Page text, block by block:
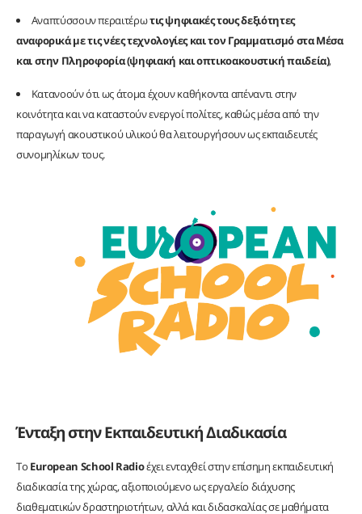
Αναπτύσσουν περαιτέρωτις ψηφιακές τους δεξιότητες
αναφορικά με τις νέες τεχνολογίες και τον Γραμματισμό στα Μέσα
και στην Πληροφορία (ψηφιακή και οπτικοακουστική παιδεία),
Κατανοούν ότι ως άτομα έχουν καθήκοντα απέναντι στην
κοινότητα και να καταστούν ενεργοί πολίτες, καθώς μέσα από την
παραγωγή ακουστικού υλικού θα λειτουργήσουν ως εκπαιδευτές
συνομηλίκων τους.
Ένταξη στην Εκπαιδευτική Διαδικασία
Το European School Radioέχει ενταχθεί στην επίσημη εκπαιδευτική
διαδικασία της χώρας, αξιοποιούμενο ως εργαλείο διάχυσης
διαθεματικών δραστηριοτήτων, αλλά και διδασκαλίας σε μαθήματα